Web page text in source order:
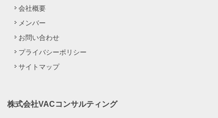
会社概要
メンバー
お問い合わせ
プライバシーポリシー
サイトマップ
株式会社VACコンサルティング